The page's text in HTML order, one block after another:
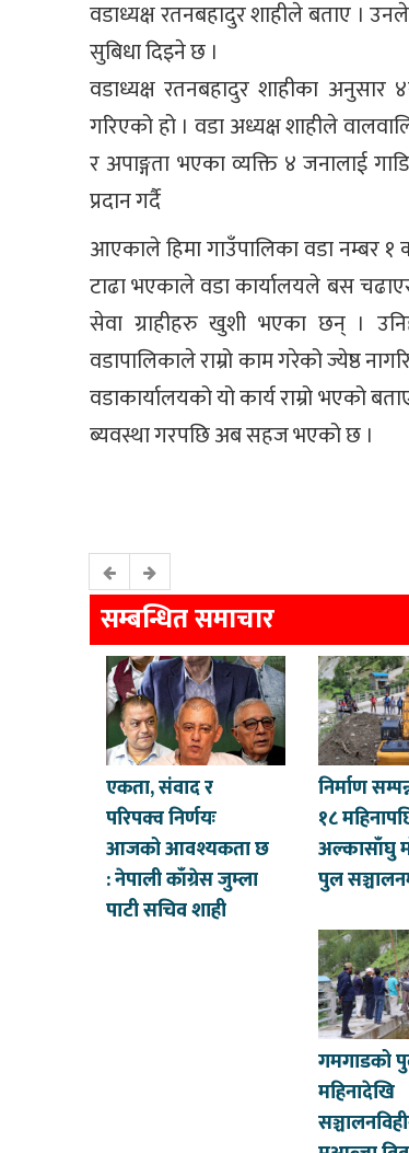
वडाध्यक्ष रतनबहादुर शाहीले बताए ।
सुबिधा दिइने छ ।
वडाध्यक्ष रतनबहादुर शाहीका
गरिएको हो । वडा अध्यक्ष शाहीले
र अपाङ्गता भएका व्यक्ति ४ जनालाई
प्रदान गर्दै
आएकाले हिमा गाउँपालिका वडा नम्बर १
टाढा भएकाले वडा कार्यालयले बस
सेवा ग्राहीहरु खुशी भएका छन् ।
वडापालिकाले राम्रो काम गरेको ज्येष्ठ
वडाकार्यालयको यो कार्य राम्रो भएको
ब्यवस्था गरपछि अब सहज भएको छ ।
सम्बन्धित समाचार
एकता, संवाद र
परिपक्व निर्णयः
आजको आवश्यकता छ
: नेपाली काँग्रेस जुम्ला
पाटी सचिव शाही
निर्माण
१८
अल्कासाँघु
पुल
गमगाडको
महिनादेखि